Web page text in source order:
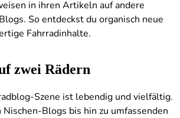
in ihren Artikeln auf andere
So entdeckst du organisch neue
Fahrradinhalte.
zwei Rädern
Szene ist lebendig und vielfältig.
Blogs bis hin zu umfassenden